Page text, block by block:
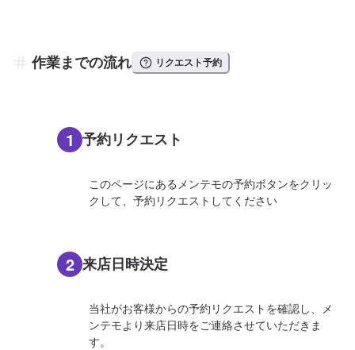
作業までの流れ リクエスト予約
1 予約リクエスト
このページにあるメンテモの予約ボタンをクリッ
クして、予約リクエストしてください
2 来店日時決定
当社がお客様からの予約リクエストを確認し、メ
ンテモより来店日時をご連絡させていただきま
す。